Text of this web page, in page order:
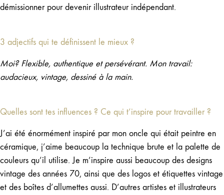
démissionner pour devenir illustrateur indépendant.
3 adjectifs qui te définissent le mieux ?
Moi? Flexible, authentique et persévérant. Mon travail:
audacieux, vintage, dessiné à la main.
Quelles sont tes influences ? Ce qui t’inspire pour travailler ?
J’ai été énormément inspiré par mon oncle qui était peintre en
céramique, j’aime beaucoup la technique brute et la palette de
couleurs qu’il utilise. Je m’inspire aussi beaucoup des designs
vintage des années 70, ainsi que des logos et étiquettes vintage
et des boîtes d’allumettes aussi. D’autres artistes et illustrateurs